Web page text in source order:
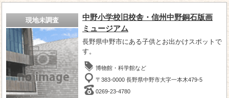
現地未調査
中野小学校旧校舎・信州中野銅石版画
ミュージアム
長野県中野市にある子供とお出かけスポットで
す。
博物館・科学館など
〒383-0000 長野県中野市大字一本木479-5
0269-23-4780